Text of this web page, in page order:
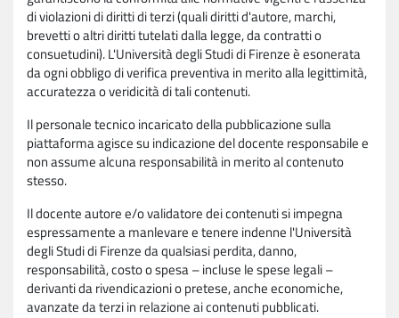
di violazioni di diritti di terzi (quali diritti d'autore, marchi,
brevetti o altri diritti tutelati dalla legge, da contratti o
consuetudini). L'Università degli Studi di Firenze è esonerata
da ogni obbligo di verifica preventiva in merito alla legittimità,
accuratezza o veridicità di tali contenuti.
Il personale tecnico incaricato della pubblicazione sulla
piattaforma agisce su indicazione del docente responsabile e
non assume alcuna responsabilità in merito al contenuto
stesso.
Il docente autore e/o validatore dei contenuti si impegna
espressamente a manlevare e tenere indenne l'Università
degli Studi di Firenze da qualsiasi perdita, danno,
responsabilità, costo o spesa – incluse le spese legali –
derivanti da rivendicazioni o pretese, anche economiche,
avanzate da terzi in relazione ai contenuti pubblicati.